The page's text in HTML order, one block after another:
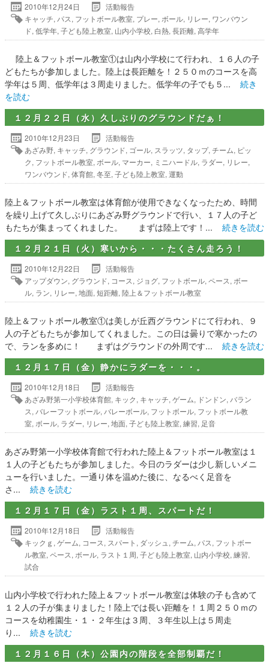
2010年12月24日
活動報告
キャッチ, パス, フットボール教室, プレー, ボール, リレー, ワンバウン
ド, 低学年, 子ども陸上教室, 山内小学校, 白熱, 長距離, 高学年
陸上＆フットボール教室①は山内小学校にて行われ、１６人の子
どもたちが参加しました。陸上は長距離を！２５０ｍのコースを高
学年は５周、低学年は３周走りました。低学年の子でも５... 続き
を読む
１２月２２日（水）久しぶりのグラウンドだぁ！
2010年12月23日
活動報告
あざみ野, キャッチ, グラウンド, ゴール, スラッツ, タップ, チーム, ピッ
ク, フットボール教室, ボール, マーカー, ミニハードル, ラダー, リレー,
ワンバウンド, 体育館, 冬至, 子ども陸上教室, 運動
陸上＆フットボール教室は体育館が使用できなくなったため、時間
を繰り上げて久しぶりにあざみ野グラウンドで行い、１７人の子ど
もたちが集まってくれました。 まずは陸上です！... 続きを読む
１２月２１日（火）寒いから・・・たくさん走ろう！
2010年12月22日
活動報告
アップダウン, グラウンド, コース, ジョグ, フットボール, ペース, ボー
ル, ラン, リレー, 地面, 短距離, 陸上＆フットボール教室
陸上＆フットボール教室①は美しが丘西グラウンドにて行われ、９
人の子どもたちが参加してくれました。この日は曇りで寒かったの
で、ランを多めに！ まずはグラウンドの外周です... 続きを読む
１２月１７日（金）静かにラダーを・・・。
2010年12月18日
活動報告
あざみ野第一小学校体育館, キック, キャッチ, ゲーム, ドンドン, バラン
ス, バレーフットボール, バレーボール, フットボール, フットボール教
室, ボール, ラダー, リレー, 地面, 子ども陸上教室, 練習, 足音
あざみ野第一小学校体育館で行われた陸上＆フットボール教室は１
１人の子どもたちが参加しました。今日のラダーは少し新しいメニ
ューを行いました。一通り体を温めた後に、なるべく足音を
さ... 続きを読む
１２月１７日（金）ラスト１周、スパートだ！
2010年12月18日
活動報告
キックｇ , ゲーム, コース, スパート , ダッシュ , チーム, パス, フットボー
ル教室, ペース, ボール, ラスト１周, 子ども陸上教室, 山内小学校, 練習,
試合
山内小学校で行われた陸上＆フットボール教室は体験の子も含めて
１２人の子が集まりました！陸上では長い距離を！１周２５０ｍの
コースを幼稚園生・１・２年生は３周、３年生以上は５周走
り... 続きを読む
１２月１６日（木）公園内の階段を全部制覇だ！